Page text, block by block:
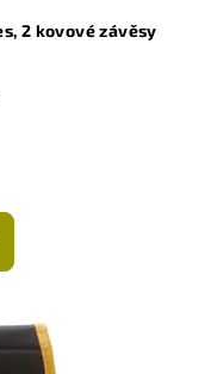
2 kovové závěsy